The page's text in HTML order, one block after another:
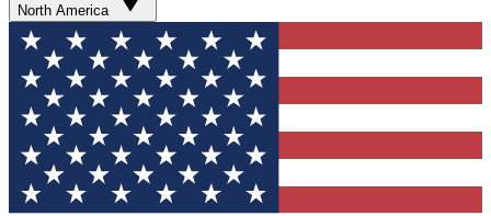
North America